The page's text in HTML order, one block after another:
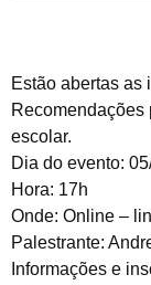
Estão abertas as
Recomendações
escolar.
Dia do evento:
Hora: 17h
Onde: Online –
Palestrante:
Informações e